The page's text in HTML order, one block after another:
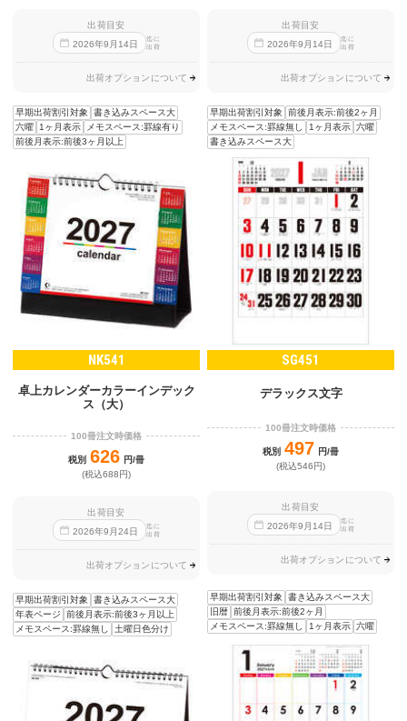
出荷目安
2026年9 月14日
迄に
出荷
出荷オプションについて
早期出荷割引対象
書き込みスペース大
六曜 1ヶ月表示
メモスペース:罫線有り
前後月表示:前後3ヶ月以上
出荷目安
2026年9 月14日
迄に
出荷
出荷オプションについて
早期出荷割引対象
前後月表示:前後2ヶ月
メモスペース:罫線無し
1ヶ月表示 六曜
書き込みスペース大
NK541
卓上カレンダーカラーインデック
ス（大）
100冊注文時価格
税別 626 円/冊
(税込688円)
出荷目安
2026年9 月24日
迄に
出荷
出荷オプションについて
早期出荷割引対象
書き込みスペース大
年表ページ
前後月表示:前後3ヶ月以上
メモスペース:罫線無し
土曜日色分け
SG451
デラックス文字
100冊注文時価格
税別 497 円/冊
(税込546円)
出荷目安
2026年9 月14日
迄に
出荷
出荷オプションについて
早期出荷割引対象
書き込みスペース大
旧暦 前後月表示:前後2ヶ月
メモスペース:罫線無し
1ヶ月表示 六曜